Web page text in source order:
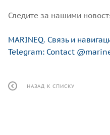
Следите за нашими
MARINEQ. Связь и
Telegram: Contact
НАЗАД К СПИСКУ